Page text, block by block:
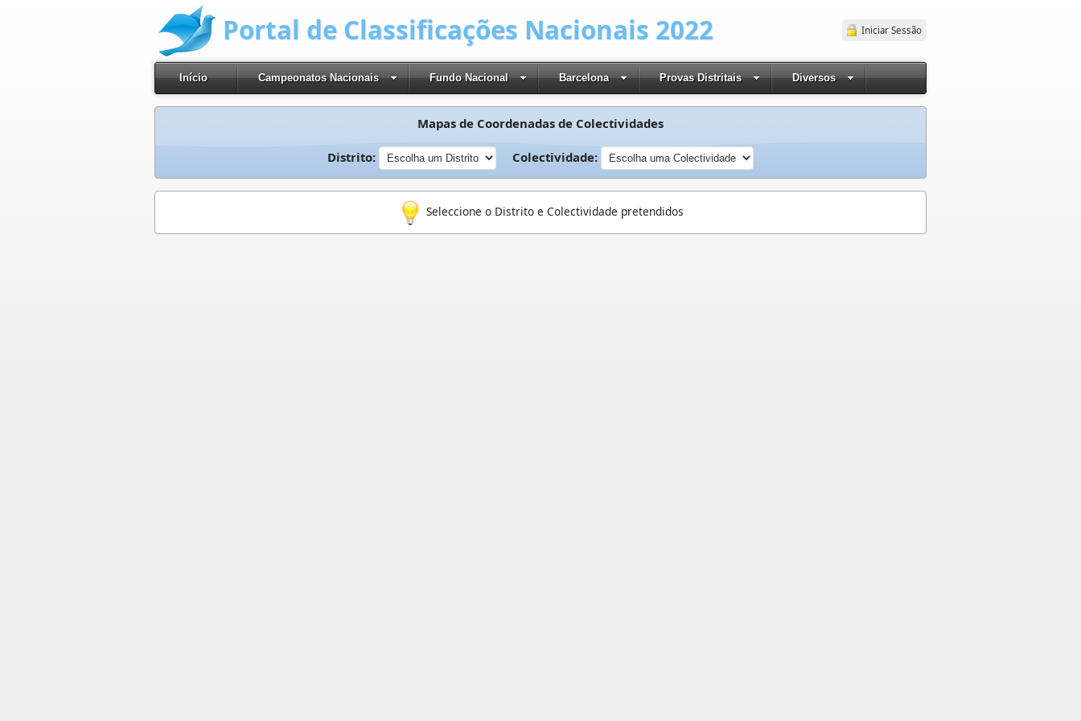
Portal de Classificações Nacionais 2022 Iniciar Sessão
Início Campeonatos Nacionais Fundo Nacional Barcelona Provas Distritais Diversos
Mapas de Coordenadas de Colectividades
Distrito: Colectividade:
Seleccione o Distrito e Colectividade pretendidos